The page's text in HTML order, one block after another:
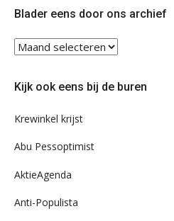
Blader eens door ons archief
Blader
ons
Kijk ook eens bij de buren
Krewinkel krijst
Abu Pessoptimist
AktieAgenda
Anti-Populista